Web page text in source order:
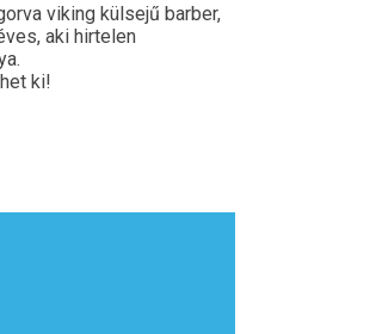
viking külsejű barber,
aki hirtelen
ki!